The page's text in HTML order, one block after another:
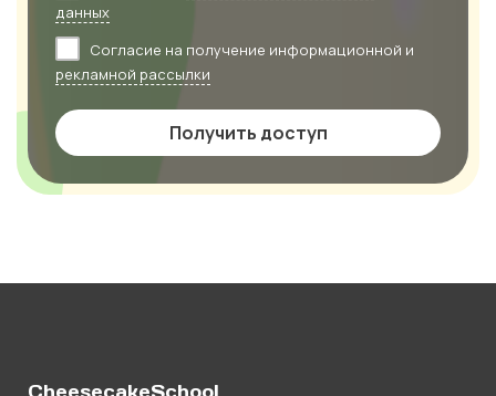
данных
Согласие на получение информационной и
рекламной рассылки
Получить доступ
CheesecakeSchool